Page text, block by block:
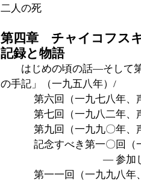
二人の死
第四章 チャイコフス
記録と物語
はじめの頃の話―そして第
の手記」（一九五八年）/
第六回（一九七八年、声
第七回（一九八二年、声
第九回（一九九〇年、声
記念すべき第一〇回（一
― 参加していない
第一一回（一九九八年、